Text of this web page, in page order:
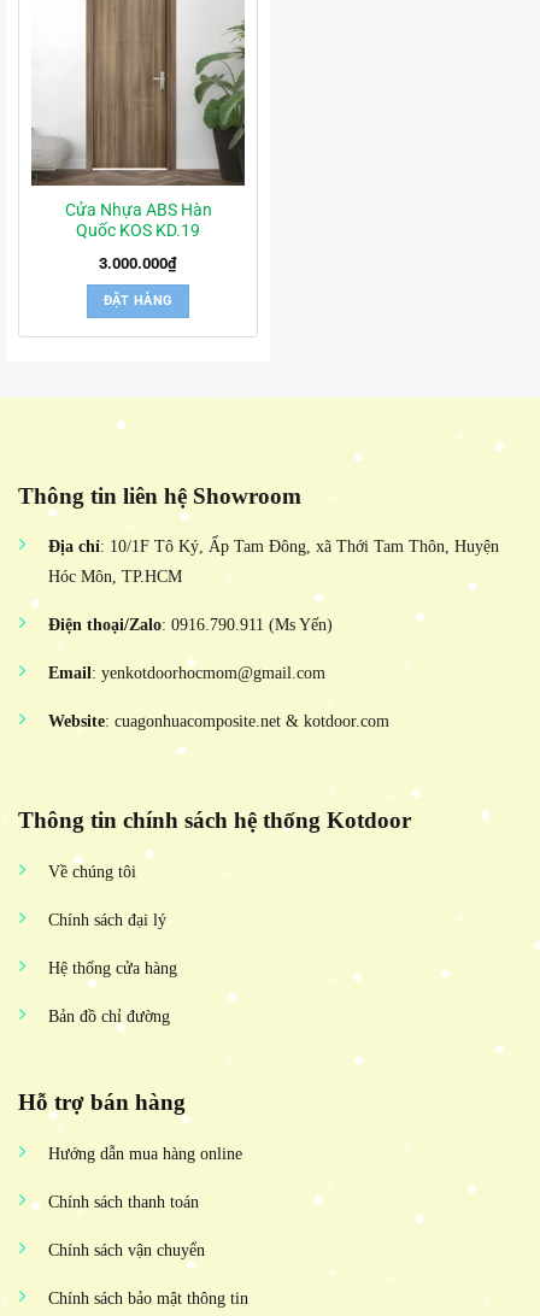
Cửa Nhựa ABS Hàn
Quốc KOS KD.19
3.000.000₫
ĐẶT HÀNG
Thông tin liên hệ Showroom
Địa chỉ: 10/1F Tô Ký, Ấp Tam Đông, xã Thới Tam Thôn, Huyện
Hóc Môn, TP.HCM
Điện thoại/Zalo: 0916.790.911 (Ms Yến)
Email: yenkotdoorhocmom@gmail.com
Website: cuagonhuacomposite.net & kotdoor.com
Thông tin chính sách hệ thống Kotdoor
Về chúng tôi
Chính sách đại lý
Hệ thống cửa hàng
Bản đồ chỉ đường
Hỗ trợ bán hàng
Hướng dẫn mua hàng online
Chính sách thanh toán
Chính sách vận chuyển
Chính sách bảo mật thông tin